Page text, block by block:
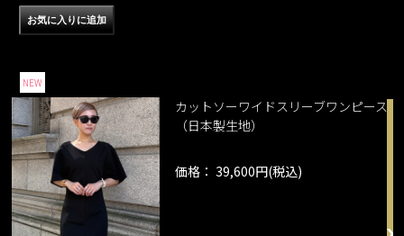
NEW
カットソーワイドスリーブワンピース
（日本製生地）
価格： 39,600円(税込)